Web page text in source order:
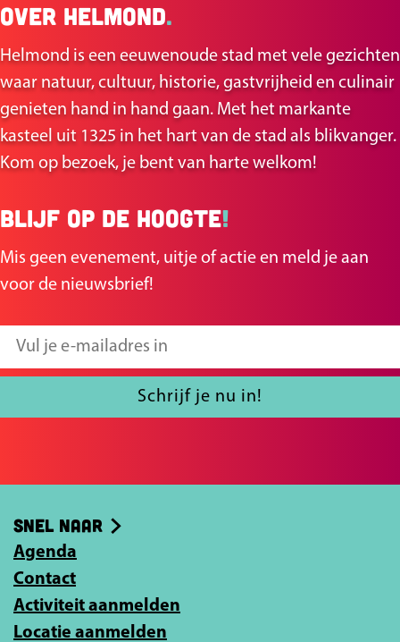
l
e
z
e
p
a
i
n
a
p
c
o
k
l
e
z
e
p
a
i
n
a
p
Over Helmond.
Helmond is een eeuwenoude stad met vele gezichten
waar natuur, cultuur, historie, gastvrijheid en culinair
genieten hand in hand gaan. Met het markante
kasteel uit 1325 in het hart van de stad als blikvanger.
Kom op bezoek, je bent van harte welkom!
Blijf op de hoogte!
Mis geen evenement, uitje of actie en meld je aan
voor de nieuwsbrief!
j
Schrijf je nu in!
Snel naar
Agenda
Contact
Activiteit aanmelden
Locatie aanmelden